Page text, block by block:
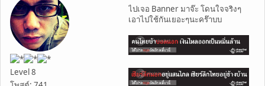
Level 8
ไปเจอ Banner มาจ๊ะ โดนใจจริงๆ
เอาไปใช้กันเยอะๆนะคร๊าบบ